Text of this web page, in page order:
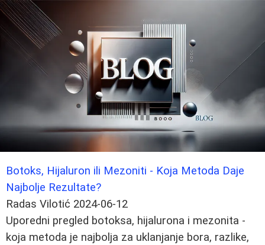
Botoks, Hijaluron ili Mezoniti - Koja Metoda Daje
Najbolje Rezultate?
Radas Vilotić 2024-06-12
Uporedni pregled botoksa, hijalurona i mezonita -
koja metoda je najbolja za uklanjanje bora, razlike,